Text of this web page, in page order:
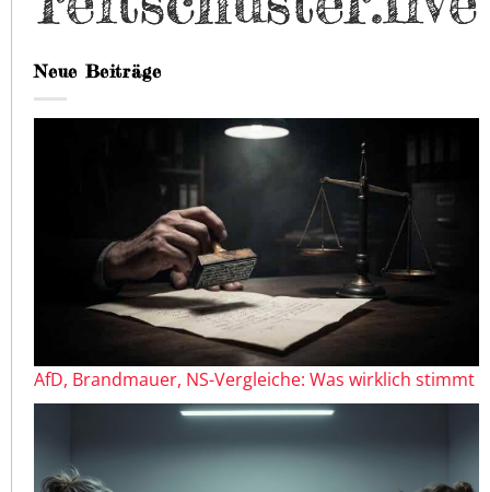
Neue Beiträge
AfD, Brandmauer, NS-Vergleiche: Was wirklich stimmt